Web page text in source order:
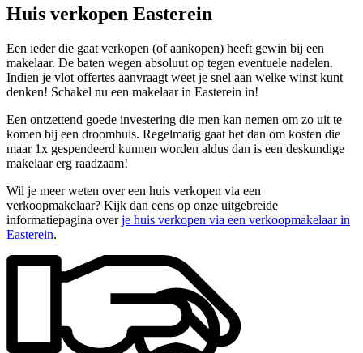
Huis verkopen Easterein
Een ieder die gaat verkopen (of aankopen) heeft gewin bij een
makelaar. De baten wegen absoluut op tegen eventuele nadelen.
Indien je vlot offertes aanvraagt weet je snel aan welke winst kunt
denken! Schakel nu een makelaar in Easterein in!
Een ontzettend goede investering die men kan nemen om zo uit te
komen bij een droomhuis. Regelmatig gaat het dan om kosten die
maar 1x gespendeerd kunnen worden aldus dan is een deskundige
makelaar erg raadzaam!
Wil je meer weten over een huis verkopen via een
verkoopmakelaar? Kijk dan eens op onze uitgebreide
informatiepagina overje huis verkopen via een verkoopmakelaar in
Easterein.